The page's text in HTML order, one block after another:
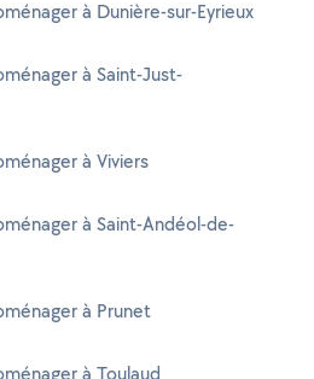
à Dunière-sur-Eyrieux
à Saint-Just-
à Viviers
à Saint-Andéol-de-
à Prunet
à Toulaud